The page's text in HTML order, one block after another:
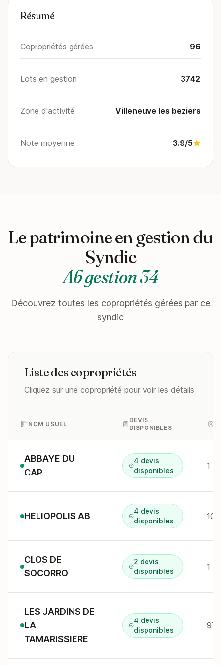
Résumé
Copropriétés gérées 96
Lots en gestion 3742
Zone d'activité Villeneuve les beziers
Note moyenne 3.9/5
Le patrimoine en gestion du
Syndic
Ab gestion 34
Découvrez toutes les copropriétés gérées par ce
syndic
Liste des copropriétés
Cliquez sur une copropriété pour voir les détails
NOM USUEL
DEVIS
DISPONIBLES
ABBAYE DU
CAP
4 devis
disponibles
1
HELIOPOLIS AB
4 devis
disponibles
10
CLOS DE
SOCORRO
2 devis
disponibles
1
LES JARDINS DE
LA
TAMARISSIERE
4 devis
disponibles
97